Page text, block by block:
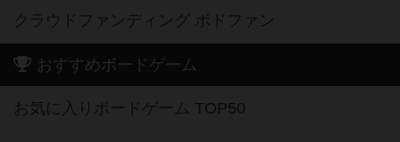
クラウドファンディング ボドファン
おすすめボードゲーム
お気に入りボードゲーム TOP50